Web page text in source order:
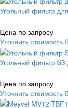
Угольный фильтр
Цена по запросу
Уточнить стоимость
Угольный фильтр S3
Цена по запросу
Уточнить стоимость